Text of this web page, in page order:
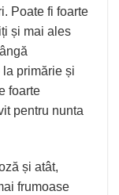
Poate fi foarte
și mai ales
la primărie și
foarte
pentru nunta
și atât,
frumoase